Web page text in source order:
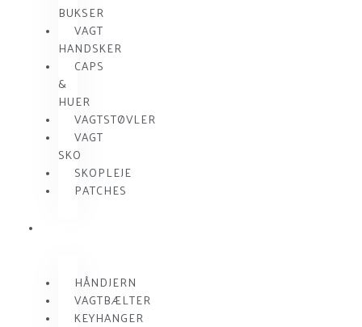
BUKSER
VAGT
HANDSKER
CAPS
&
HUER
VAGTSTØVLER
VAGT
SKO
SKOPLEJE
PATCHES
HÅNDJERN
VAGTBÆLTER
KEYHANGER